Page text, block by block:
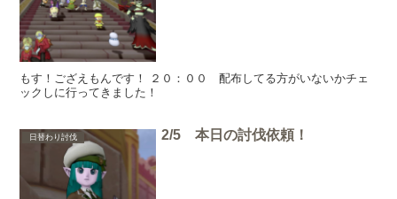
もす！ござえもんです！ ２０：００ 配布してる方がいないかチェ
ックしに行ってきました！
日替わり討伐 2/5 本日の討伐依頼！